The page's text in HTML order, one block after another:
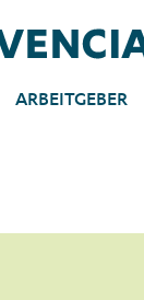
ARBEITGEBER